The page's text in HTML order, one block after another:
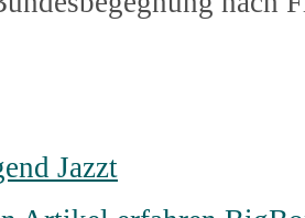
Jazzt